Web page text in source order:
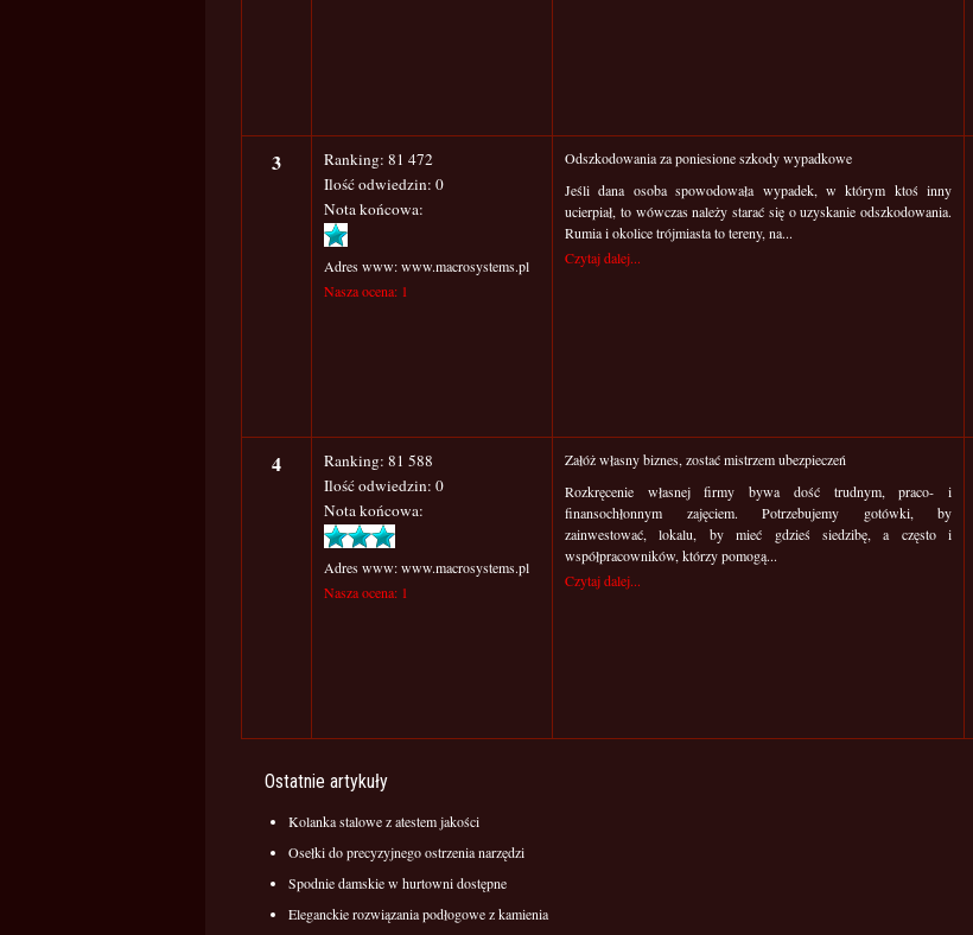
3
Ranking: 81 472
Ilość odwiedzin: 0
Nota końcowa:
Adres www: www.macrosystems.pl
Nasza ocena: 1
Odszkodowania za poniesione szkody wypadkowe
Jeśli dana osoba spowodowała wypadek, w którym ktoś inny
ucierpiał, to wówczas należy starać się o uzyskanie odszkodowania.
Rumia i okolice trójmiasta to tereny, na...
Czytaj dalej...
4
Ranking: 81 588
Ilość odwiedzin: 0
Nota końcowa:
Adres www: www.macrosystems.pl
Nasza ocena: 1
Załóż własny biznes, zostać mistrzem ubezpieczeń
Rozkręcenie własnej firmy bywa dość trudnym, praco- i
finansochłonnym zajęciem. Potrzebujemy gotówki, by
zainwestować, lokalu, by mieć gdzieś siedzibę, a często i
współpracowników, którzy pomogą...
Czytaj dalej...
Ostatnie artykuły
Kolanka stalowe z atestem jakości
Osełki do precyzyjnego ostrzenia narzędzi
Spodnie damskie w hurtowni dostępne
Eleganckie rozwiązania podłogowe z kamienia